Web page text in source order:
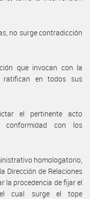
no surge contradicción
que invocan con la
ratifican en todos sus
el pertinente acto
conformidad con los
homologatorio,
Dirección de Relaciones
la procedencia de fijar el
cual surge el tope